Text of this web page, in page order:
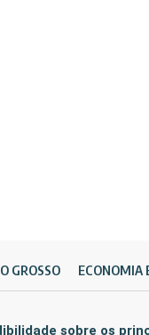
GROSSO ECONOMIA
sobre os